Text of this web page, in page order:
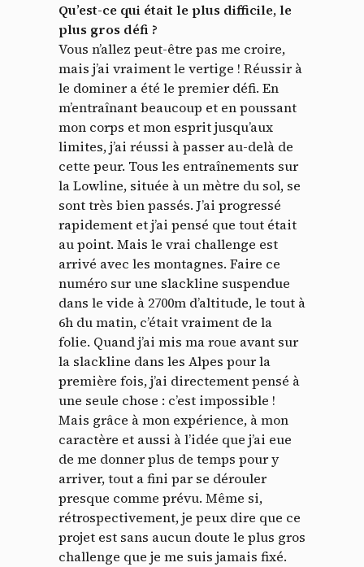
Qu’est-ce qui était le plus difficile, le
plus gros défi ?
Vous n’allez peut-être pas me croire,
mais j’ai vraiment le vertige ! Réussir à
le dominer a été le premier défi. En
m’entraînant beaucoup et en poussant
mon corps et mon esprit jusqu’aux
limites, j’ai réussi à passer au-delà de
cette peur. Tous les entraînements sur
la Lowline, située à un mètre du sol, se
sont très bien passés. J’ai progressé
rapidement et j’ai pensé que tout était
au point. Mais le vrai challenge est
arrivé avec les montagnes. Faire ce
numéro sur une slackline suspendue
dans le vide à 2700m d’altitude, le tout à
6h du matin, c’était vraiment de la
folie. Quand j’ai mis ma roue avant sur
la slackline dans les Alpes pour la
première fois, j’ai directement pensé à
une seule chose : c’est impossible !
Mais grâce à mon expérience, à mon
caractère et aussi à l’idée que j’ai eue
de me donner plus de temps pour y
arriver, tout a fini par se dérouler
presque comme prévu. Même si,
rétrospectivement, je peux dire que ce
projet est sans aucun doute le plus gros
challenge que je me suis jamais fixé.